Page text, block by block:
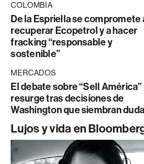
COLOMBIA
De la Espriella se compromete
recuperar Ecopetrol y a hacer
fracking “responsable y
sostenible”
MERCADOS
El debate sobre “Sell América”
resurge tras decisiones de
Washington que siembran
Lujos y vida en